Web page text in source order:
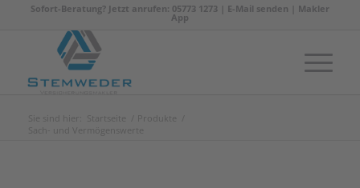
Sofort-Beratung? Jetzt anrufen: 05773 1273 | E-Mail senden Makler
App
Sie sind hier: Startseite Produkte
Sach- und Vermögenswerte